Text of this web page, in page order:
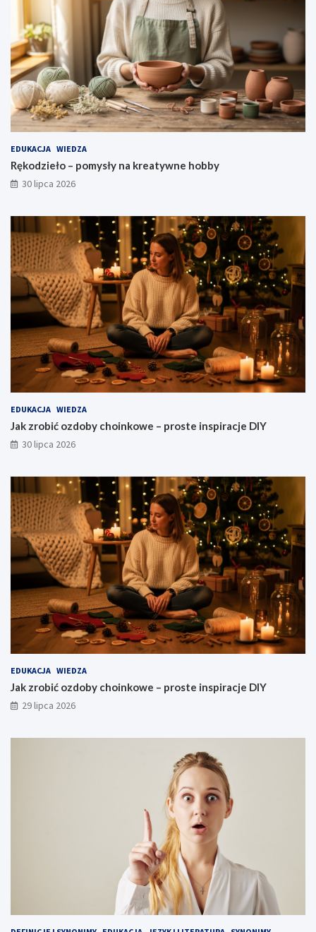
EDUKACJA WIEDZA
Rękodzieło – pomysły na kreatywne hobby
30 lipca 2026
EDUKACJA WIEDZA
Jak zrobić ozdoby choinkowe – proste inspiracje DIY
30 lipca 2026
EDUKACJA WIEDZA
Jak zrobić ozdoby choinkowe – proste inspiracje DIY
29 lipca 2026